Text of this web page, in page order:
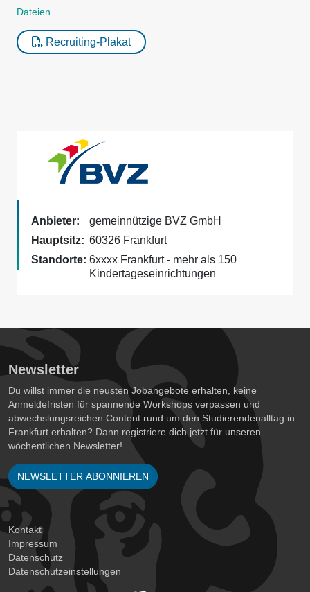
Dateien
Recruiting-Plakat
Anbieter:
gemeinnützige BVZ GmbH
Hauptsitz: 60326 Frankfurt
Standorte: 6xxxx Frankfurt - mehr als 150
Kindertageseinrichtungen
Newsletter
Du willst immer die neusten Jobangebote erhalten, keine
Anmeldefristen für spannende Workshops verpassen und
abwechslungsreichen Content rund um den Studierendenalltag in
Frankfurt erhalten? Dann registriere dich jetzt für unseren
wöchentlichen Newsletter!
NEWSLETTER ABONNIEREN
Kontakt
Impressum
Datenschutz
Datenschutzeinstellungen